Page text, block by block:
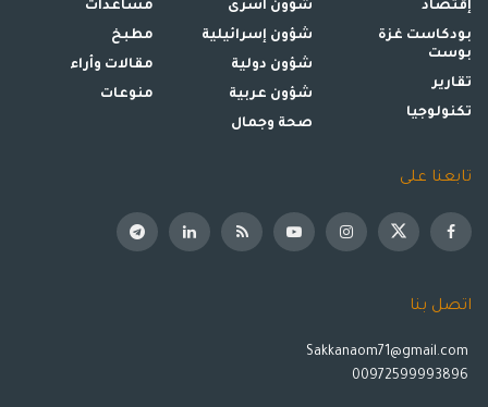
إقتصاد
بودكاست غزة
بوست
تقارير
تكنولوجيا
شؤون أسرى
شؤون إسرائيلية
شؤون دولية
شؤون عربية
صحة وجمال
مساعدات
مطبخ
مقالات وأراء
منوعات
تابعنا على
اتصل بنا
Sakkanaom71@gmail.com